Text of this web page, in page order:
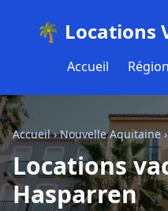
🌴 Locations
Accueil
Accueil›Nouvelle Aquitaine›
Locations
Hasparren